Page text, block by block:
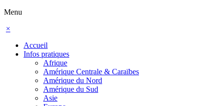
Menu
×
Accueil
Infos pratiques
Afrique
Amérique Centrale & Caraïbes
Amérique du Nord
Amérique du Sud
Asie